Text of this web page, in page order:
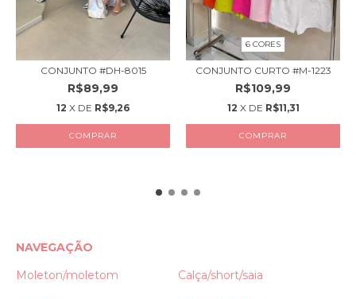
CONJUNTO #DH-8015
R$89,99
12 X DE R$9,26
COMPRAR
6 CORES
CONJUNTO CURTO #M-1223
R$109,99
12 X DE R$11,31
COMPRAR
NAVEGAÇÃO
Moleton/moletom
Calça/short/saia